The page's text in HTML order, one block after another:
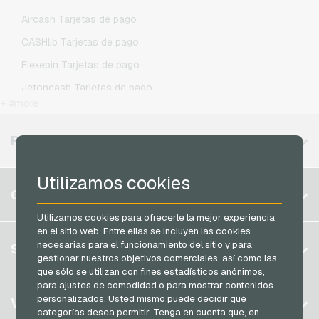
Utilizamos cookies
Utilizamos cookies para ofrecerle la mejor experiencia
en el sitio web. Entre ellas se incluyen las cookies
necesarias para el funcionamiento del sitio y para
gestionar nuestros objetivos comerciales, así como las
que sólo se utilizan con fines estadísticos anónimos,
para ajustes de comodidad o para mostrar contenidos
personalizados. Usted mismo puede decidir qué
categorías desea permitir. Tenga en cuenta que, en
Aircash Tarjetas de pago
CASHlib Tarjetas de pago
Flexepin Tarjetas de pago
Jetoncash Tarjetas de pago
Neosurf Tarjetas de pago
Razer Gold Tarjetas de pago
Transcash Tarjetas de pago
REGIONES DISPONIBLES
Bélgica
Alemania (DE)
Alemania (EN)
Francia
Italia
CUENTA
Registrar
Iniciar sesión
Mi carrito
SERVICIO
FAQ
VGO-SHOP